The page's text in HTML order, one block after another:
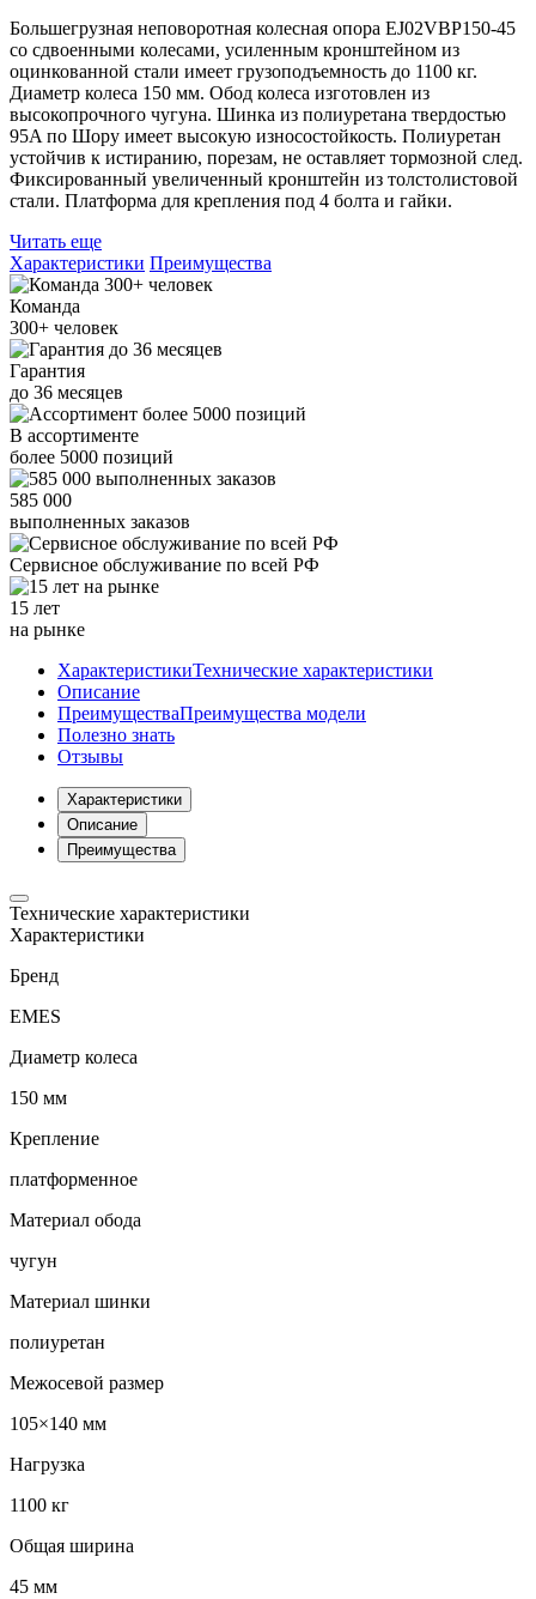
Большегрузная неповоротная колесная опора EJ02VBP150-45
со сдвоенными колесами, усиленным кронштейном из
оцинкованной стали имеет грузоподъемность до 1100 кг.
Диаметр колеса 150 мм. Обод колеса изготовлен из
высокопрочного чугуна. Шинка из полиуретана твердостью
95A по Шору имеет высокую износостойкость. Полиуретан
устойчив к истиранию, порезам, не оставляет тормозной след.
Фиксированный увеличенный кронштейн из толстолистовой
стали. Платформа для крепления под 4 болта и гайки.
Читать еще
Характеристики Преимущества
Команда
300+ человек
Гарантия
до 36 месяцев
В ассортименте
более 5000 позиций
585 000
выполненных заказов
Сервисное обслуживание по всей РФ
15 лет
на рынке
ХарактеристикиТехнические характеристики
Описание
ПреимуществаПреимущества модели
Полезно знать
Отзывы
Характеристики
Описание
Преимущества
Технические характеристики
Характеристики
Бренд
EMES
Диаметр колеса
150 мм
Крепление
платформенное
Материал обода
чугун
Материал шинки
полиуретан
Межосевой размер
105×140 мм
Нагрузка
1100 кг
Общая ширина
45 мм